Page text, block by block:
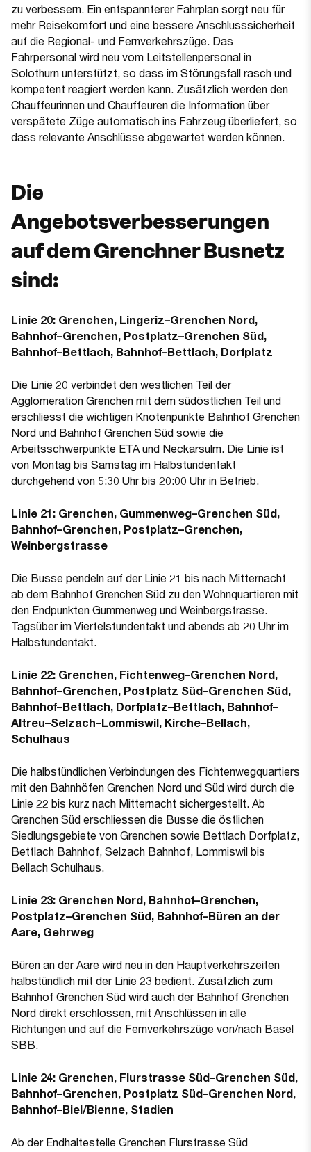
zu verbessern. Ein entspannterer Fahrplan sorgt neu für
mehr Reisekomfort und eine bessere Anschlusssicherheit
auf die Regional- und Fernverkehrszüge. Das
Fahrpersonal wird neu vom Leitstellenpersonal in
Solothurn unterstützt, so dass im Störungsfall rasch und
kompetent reagiert werden kann. Zusätzlich werden den
Chauffeurinnen und Chauffeuren die Information über
verspätete Züge automatisch ins Fahrzeug überliefert, so
dass relevante Anschlüsse abgewartet werden können.
Die
Angebotsverbesserungen
auf dem Grenchner Busnetz
sind:
Linie 20: Grenchen, Lingeriz–Grenchen Nord,
Bahnhof–Grenchen, Postplatz–Grenchen Süd,
Bahnhof–Bettlach, Bahnhof–Bettlach, Dorfplatz
Die Linie 20 verbindet den westlichen Teil der
Agglomeration Grenchen mit dem südöstlichen Teil und
erschliesst die wichtigen Knotenpunkte Bahnhof Grenchen
Nord und Bahnhof Grenchen Süd sowie die
Arbeitsschwerpunkte ETA und Neckarsulm. Die Linie ist
von Montag bis Samstag im Halbstundentakt
durchgehend von 5:30 Uhr bis 20:00 Uhr in Betrieb.
Linie 21: Grenchen, Gummenweg–Grenchen Süd,
Bahnhof–Grenchen, Postplatz–Grenchen,
Weinbergstrasse
Die Busse pendeln auf der Linie 21 bis nach Mitternacht
ab dem Bahnhof Grenchen Süd zu den Wohnquartieren mit
den Endpunkten Gummenweg und Weinbergstrasse.
Tagsüber im Viertelstundentakt und abends ab 20 Uhr im
Halbstundentakt.
Linie 22: Grenchen, Fichtenweg–Grenchen Nord,
Bahnhof–Grenchen, Postplatz Süd–Grenchen Süd,
Bahnhof–Bettlach, Dorfplatz–Bettlach, Bahnhof–
Altreu–Selzach–Lommiswil, Kirche–Bellach,
Schulhaus
Die halbstündlichen Verbindungen des Fichtenwegquartiers
mit den Bahnhöfen Grenchen Nord und Süd wird durch die
Linie 22 bis kurz nach Mitternacht sichergestellt. Ab
Grenchen Süd erschliessen die Busse die östlichen
Siedlungsgebiete von Grenchen sowie Bettlach Dorfplatz,
Bettlach Bahnhof, Selzach Bahnhof, Lommiswil bis
Bellach Schulhaus.
Linie 23: Grenchen Nord, Bahnhof–Grenchen,
Postplatz–Grenchen Süd, Bahnhof–Büren an der
Aare, Gehrweg
Büren an der Aare wird neu in den Hauptverkehrszeiten
halbstündlich mit der Linie 23 bedient. Zusätzlich zum
Bahnhof Grenchen Süd wird auch der Bahnhof Grenchen
Nord direkt erschlossen, mit Anschlüssen in alle
Richtungen und auf die Fernverkehrszüge von/nach Basel
SBB.
Linie 24: Grenchen, Flurstrasse Süd–Grenchen Süd,
Bahnhof–Grenchen, Postplatz Süd–Grenchen Nord,
Bahnhof–Biel/Bienne, Stadien
Ab der Endhaltestelle Grenchen Flurstrasse Süd